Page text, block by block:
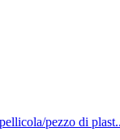
pezzo di